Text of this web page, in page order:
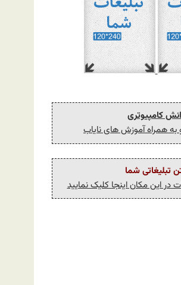
کامپیوتری
به همراه آموزش های نایاب
تبلیغاتی شما
در این مکان اینجا کلیک نمایید